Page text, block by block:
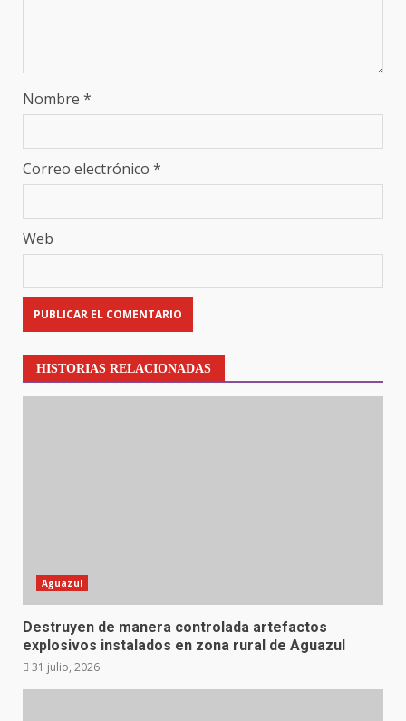
Nombre *
Correo electrónico *
Web
HISTORIAS RELACIONADAS
Aguazul
Destruyen de manera controlada artefactos
explosivos instalados en zona rural de Aguazul
31 julio, 2026